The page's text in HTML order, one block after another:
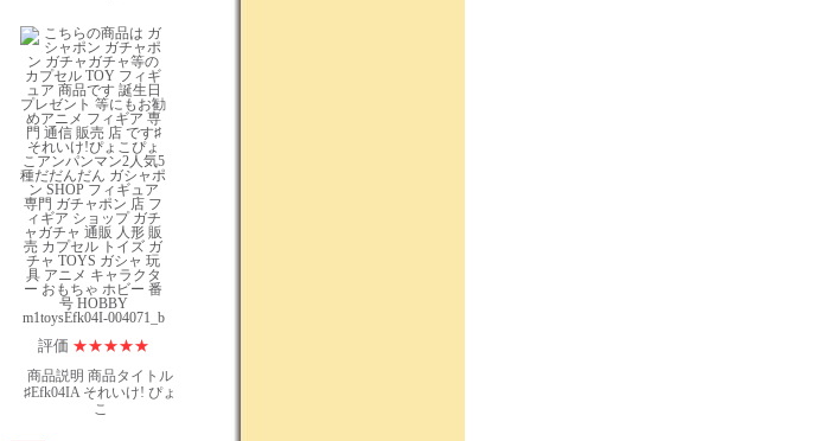
評価 ★★★★★
商品説明 商品タイトル
♯Efk04IA それいけ! ぴょ
こ